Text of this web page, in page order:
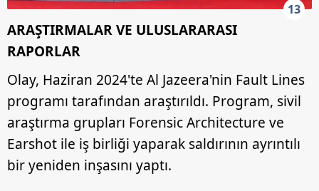
13
ARAŞTIRMALAR VE ULUSLARARASI
RAPORLAR
Olay, Haziran 2024'te Al Jazeera'nin Fault Lines
programı tarafından araştırıldı. Program, sivil
araştırma grupları Forensic Architecture ve
Earshot ile iş birliği yaparak saldırının ayrıntılı
bir yeniden inşasını yaptı.